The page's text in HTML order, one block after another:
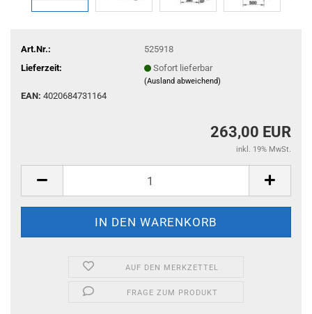
Art.Nr.:
525918
Lieferzeit:
Sofort lieferbar
(Ausland abweichend)
EAN: 4020684731164
263,00 EUR
inkl. 19% MwSt.
AUF DEN MERKZETTEL
FRAGE ZUM PRODUKT